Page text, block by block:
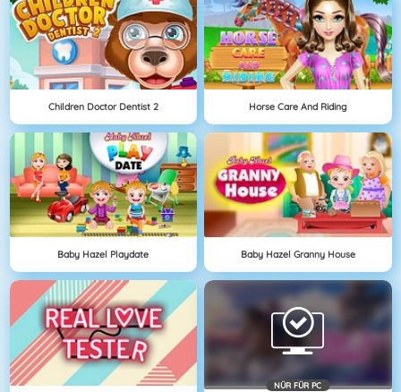
Children Doctor Dentist 2 Horse Care And Riding
Baby Hazel Playdate Baby Hazel Granny House
NÜR FÜR PC